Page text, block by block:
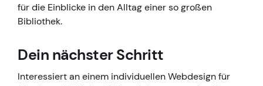
für die Einblicke in den Alltag einer so großen
Bibliothek.
Dein nächster Schritt
Interessiert an einem individuellen Webdesign für